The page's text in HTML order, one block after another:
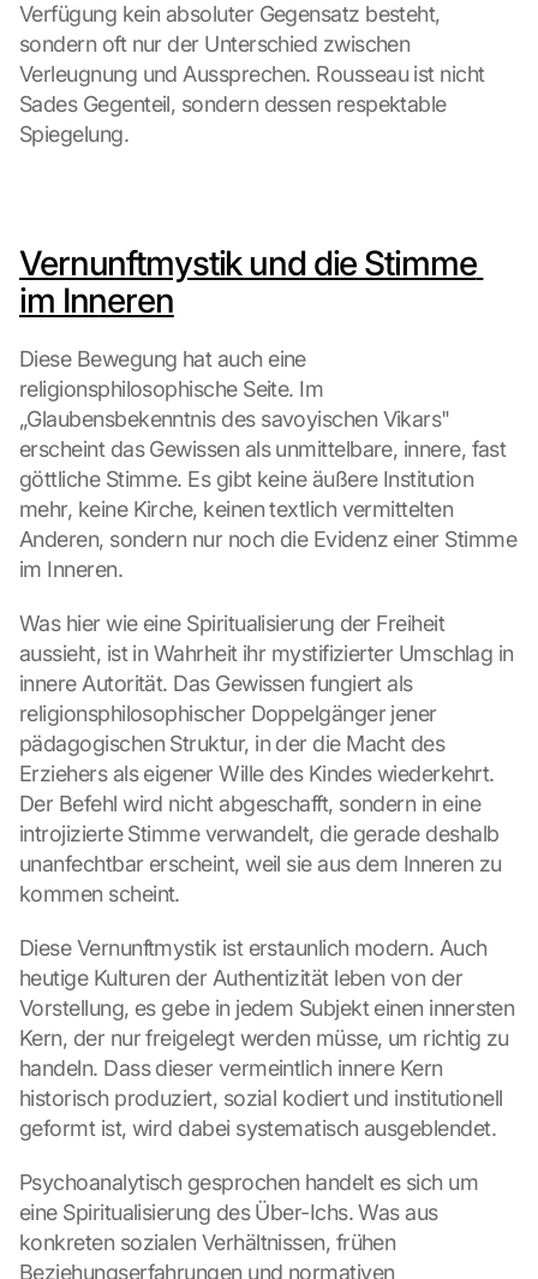
Verfügung kein absoluter Gegensatz besteht,
sondern oft nur der Unterschied zwischen
Verleugnung und Aussprechen. Rousseau ist nicht
Sades Gegenteil, sondern dessen respektable
Spiegelung.
Vernunftmystik und die Stimme
im Inneren
Diese Bewegung hat auch eine
religionsphilosophische Seite. Im
„Glaubensbekenntnis des savoyischen Vikars"
erscheint das Gewissen als unmittelbare, innere, fast
göttliche Stimme. Es gibt keine äußere Institution
mehr, keine Kirche, keinen textlich vermittelten
Anderen, sondern nur noch die Evidenz einer Stimme
im Inneren.
Was hier wie eine Spiritualisierung der Freiheit
aussieht, ist in Wahrheit ihr mystifizierter Umschlag in
innere Autorität. Das Gewissen fungiert als
religionsphilosophischer Doppelgänger jener
pädagogischen Struktur, in der die Macht des
Erziehers als eigener Wille des Kindes wiederkehrt.
Der Befehl wird nicht abgeschafft, sondern in eine
introjizierte Stimme verwandelt, die gerade deshalb
unanfechtbar erscheint, weil sie aus dem Inneren zu
kommen scheint.
Diese Vernunftmystik ist erstaunlich modern. Auch
heutige Kulturen der Authentizität leben von der
Vorstellung, es gebe in jedem Subjekt einen innersten
Kern, der nur freigelegt werden müsse, um richtig zu
handeln. Dass dieser vermeintlich innere Kern
historisch produziert, sozial kodiert und institutionell
geformt ist, wird dabei systematisch ausgeblendet.
Psychoanalytisch gesprochen handelt es sich um
eine Spiritualisierung des Über-Ichs. Was aus
konkreten sozialen Verhältnissen, frühen
Beziehungserfahrungen und normativen